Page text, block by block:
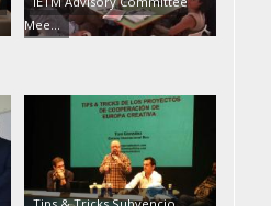
Mee…